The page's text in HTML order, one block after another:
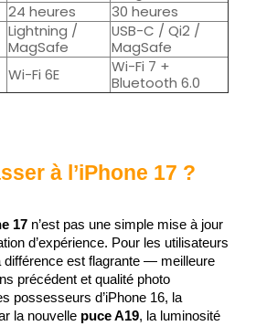
24 heures
30 heures
Lightning /
MagSafe
USB-C / Qi2 /
MagSafe
Wi-Fi 6E
Wi-Fi 7 +
Bluetooth 6.0
à l’iPhone 17 ?
17 n’est pas une simple mise à jour
d’expérience. Pour les utilisateurs
différence est flagrante — meilleure
précédent et qualité photo
possesseurs d’iPhone 16, la
la nouvelle puce A19, la luminosité